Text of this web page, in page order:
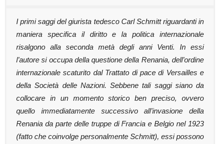
I primi saggi del giurista tedesco Carl Schmitt riguardanti in
maniera specifica il diritto e la politica internazionale
risalgono alla seconda metà degli anni Venti. In essi
l’autore si occupa della questione della Renania, dell’ordine
internazionale scaturito dal Trattato di pace di Versailles e
della Società delle Nazioni. Sebbene tali saggi siano da
collocare in un momento storico ben preciso, ovvero
quello immediatamente successivo all’invasione della
Renania da parte delle truppe di Francia e Belgio nel 1923
(fatto che coinvolge personalmente Schmitt), essi possono